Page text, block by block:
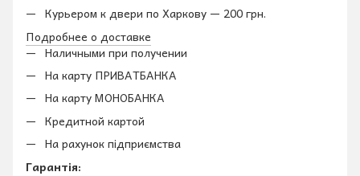
Курьером к двери по Харкову — 200 грн.
Подробнее о доставке
Наличными при получении
На карту ПРИВАТБАНКА
На карту МОНОБАНКА
Кредитной картой
На рахунок підприємства
Гарантія: